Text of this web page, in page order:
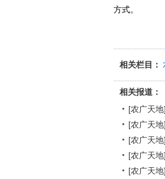
方式。
相关栏目：
相关报道：
[农广天
[农广天
[农广天
[农广天
[农广天